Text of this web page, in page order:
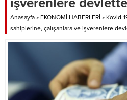
Anasayfa » EKONOMİ HABERLERİ » Kovid-
sahiplerine, çalışanlara ve işverenlere